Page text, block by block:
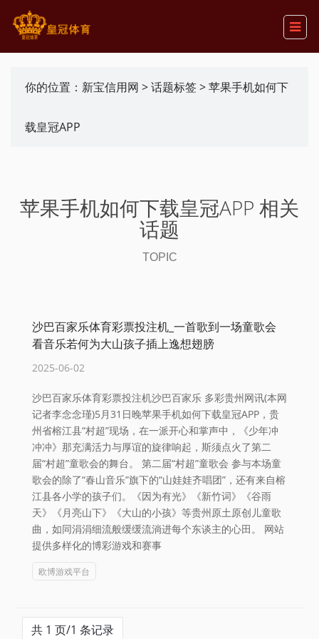
你的位置： 新宝信用网 >话题标签> 苹果手机如何下
载皇冠APP
苹果手机如何下载皇冠APP 相关
话题
TOPIC
沙巴百家乐体育彩票投注机_一首歌到一场童歌会
看音乐若何为大山孩子插上逸想翅膀
2025-06-02
沙巴百家乐体育彩票投注机沙巴百家乐 多彩贵州网讯(本网
记者李念念瑾)5月31日晚苹果手机如何下载皇冠APP，贵
州省榕江县“村超”现场，在一派开心和掌声中，《少年冲
冲冲》那充满活力与厚谊的旋律响起，斯须点火了第二
届“村超”童歌会的舞台。 第二届“村超”童歌会 参与本场童
歌会的除了“春山音乐”旗下的“山娃娃齐唱团”，还有来自榕
江县各小学的孩子们。《因为有光》《新竹词》《谷雨
天》《月亮山下》《大山的小孩》等贵州原土原创儿童歌
曲，如同涓涓细流般缓缓流淌进每个东谈主的心田。 网站
提供多样化的博彩游戏和赛事
欧博游戏平台
共 1 页/1 条记录